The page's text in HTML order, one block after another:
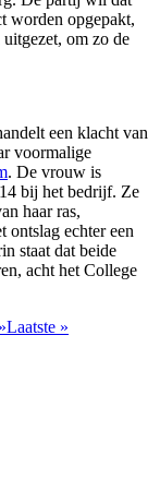
worden opgepakt,
om zo de
een klacht van
voormalige
. De vrouw is
bij het bedrijf. Ze
haar ras,
ontslag echter een
staat dat beide
acht het College
»Laatste »